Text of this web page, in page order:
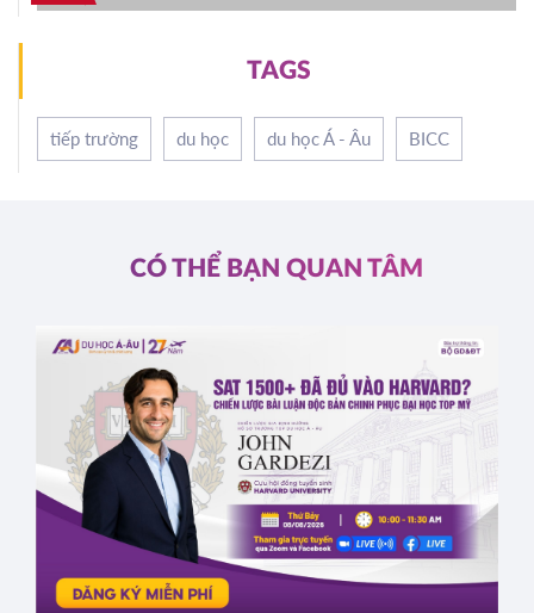
TAGS
tiếp trường du học du học Á - Âu BICC
CÓ THỂ BẠN QUAN TÂM